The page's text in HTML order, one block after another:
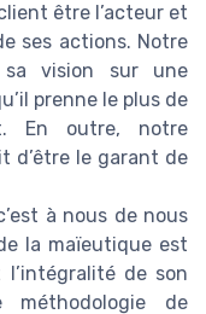
être l’acteur et
ses actions. Notre
vision sur une
prenne le plus de
En outre, notre
d’être le garant de
à nous de nous
la maïeutique est
l’intégralité de son
de